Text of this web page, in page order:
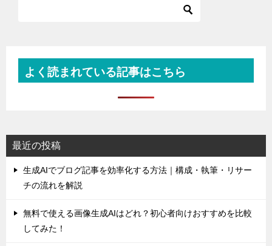
よく読まれている記事はこちら
最近の投稿
生成AIでブログ記事を効率化する方法｜構成・執筆・リサー
チの流れを解説
無料で使える画像生成AIはどれ？初心者向けおすすめを比較
してみた！